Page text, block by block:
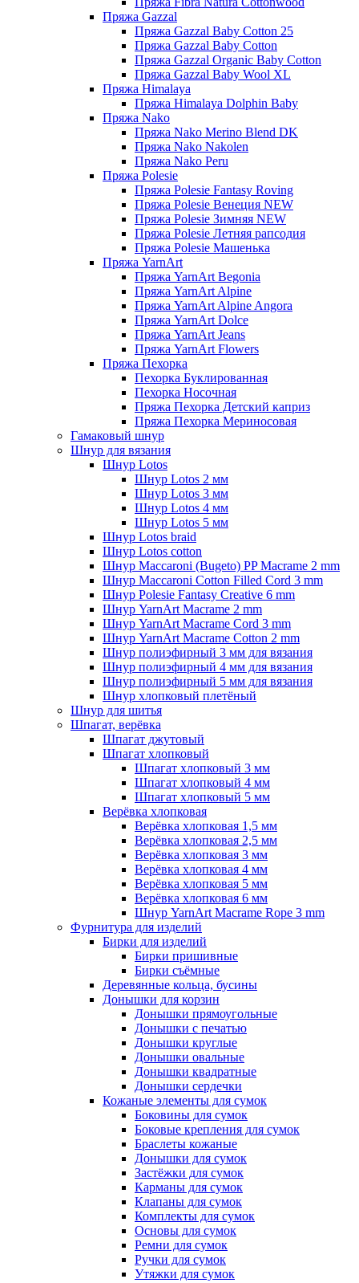
Пряжа Gazzal
Пряжа Gazzal Baby Cotton 25
Пряжа Gazzal Baby Cotton
Пряжа Gazzal Organic Baby Cotton
Пряжа Gazzal Baby Wool XL
Пряжа Himalaya
Пряжа Himalaya Dolphin Baby
Пряжа Nako
Пряжа Nako Merino Blend DK
Пряжа Nako Nakolen
Пряжа Nako Peru
Пряжа Polesie
Пряжа Polesie Fantasy Roving
Пряжа Polesie Венеция NEW
Пряжа Polesie Зимняя NEW
Пряжа Polesie Летняя рапсодия
Пряжа Polesie Машенька
Пряжа YarnArt
Пряжа YarnArt Begonia
Пряжа YarnArt Alpine
Пряжа YarnArt Alpine Angora
Пряжа YarnArt Dolce
Пряжа YarnArt Jeans
Пряжа YarnArt Flowers
Пряжа Пехорка
Пехорка Буклированная
Пехорка Носочная
Пряжа Пехорка Детский каприз
Пряжа Пехорка Мериносовая
Гамаковый шнур
Шнур для вязания
Шнур Lotos
Шнур Lotos 2 мм
Шнур Lotos 3 мм
Шнур Lotos 4 мм
Шнур Lotos 5 мм
Шнур Lotos braid
Шнур Lotos cotton
Шнур Maccaroni (Bugeto) PP Macrame 2 mm
Шнур Maccaroni Cotton Filled Cord 3 mm
Шнур Polesie Fantasy Creative 6 mm
Шнур YarnArt Macrame 2 mm
Шнур YarnArt Macrame Cord 3 mm
Шнур YarnArt Macrame Cotton 2 mm
Шнур полиэфирный 3 мм для вязания
Шнур полиэфирный 4 мм для вязания
Шнур полиэфирный 5 мм для вязания
Шнур хлопковый плетёный
Шнур для шитья
Шпагат, верёвка
Шпагат джутовый
Шпагат хлопковый
Шпагат хлопковый 3 мм
Шпагат хлопковый 4 мм
Шпагат хлопковый 5 мм
Верёвка хлопковая
Верёвка хлопковая 1,5 мм
Верёвка хлопковая 2,5 мм
Верёвка хлопковая 3 мм
Верёвка хлопковая 4 мм
Верёвка хлопковая 5 мм
Верёвка хлопковая 6 мм
Шнур YarnArt Macrame Rope 3 mm
Фурнитура для изделий
Бирки для изделий
Бирки пришивные
Бирки съёмные
Деревянные кольца, бусины
Донышки для корзин
Донышки прямоугольные
Донышки с печатью
Донышки круглые
Донышки овальные
Донышки квадратные
Донышки сердечки
Кожаные элементы для сумок
Боковины для сумок
Боковые крепления для сумок
Браслеты кожаные
Донышки для сумок
Застёжки для сумок
Карманы для сумок
Клапаны для сумок
Комплекты для сумок
Основы для сумок
Ремни для сумок
Ручки для сумок
Утяжки для сумок